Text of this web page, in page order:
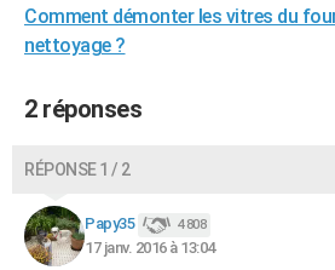
CARTE DE VOEUX
Carte de Noël
Carte Bonne année
Carte Saint-Valentin
Carte Pâques
Carte d'anniversaire
Dictionnaire
Biographies
Citations
Expressions
Proverbes
PROGRAMME TV
COPAINS D'AVANT
S'inscrire
Se connecter
Lycées
Collèges
Primaires
Universités
Entreprises
Service militaire
Avis de recherche
AVIS DE DÉCÈS
FORUM
Comment démonter les vitres du
nettoyage ?
2 réponses
RÉPONSE 1 / 2
Papy35 4 808
17 janv. 2016 à 13:04